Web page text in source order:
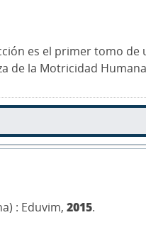
es el primer tomo de
de la Motricidad
: Eduvim, 2015.